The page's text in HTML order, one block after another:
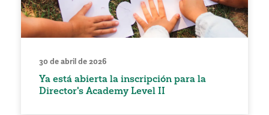
30 de abril de 2026
Ya está abierta la inscripción para la
Director's Academy Level II